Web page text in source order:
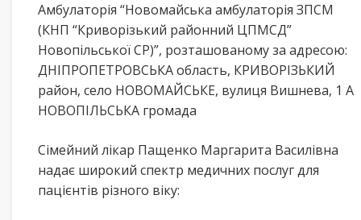
Амбулаторія “Новомайська амбулаторія ЗПСМ
(КНП “Криворізький районний ЦПМСД”
Новопільської СР)”, розташованому за адресою:
ДНІПРОПЕТРОВСЬКА область, КРИВОРІЗЬКИЙ
район, село НОВОМАЙСЬКЕ, вулиця Вишнева, 1 А
НОВОПІЛЬСЬКА громада
Сімейний лікар Пащенко Маргарита Василівна
надає широкий спектр медичних послуг для
пацієнтів різного віку: